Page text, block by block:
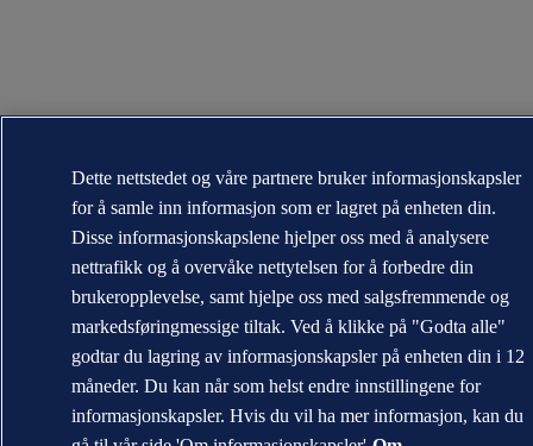
Dette nettstedet og våre partnere bruker informasjonskapsler
for å samle inn informasjon som er lagret på enheten din.
Disse informasjonskapslene hjelper oss med å analysere
nettrafikk og å overvåke nettytelsen for å forbedre din
brukeropplevelse, samt hjelpe oss med salgsfremmende og
markedsføringmessige tiltak. Ved å klikke på "Godta alle"
godtar du lagring av informasjonskapsler på enheten din i 12
måneder. Du kan når som helst endre innstillingene for
informasjonskapsler. Hvis du vil ha mer informasjon, kan du